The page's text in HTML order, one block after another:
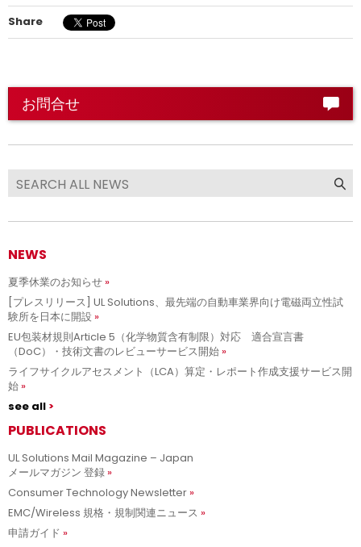
Share
お問合せ
NEWS
夏季休業のお知らせ
[プレスリリース] UL Solutions、最先端の自動車業界向け電磁両立性試
験所を日本に開設
EU包装材規則Article 5（化学物質含有制限）対応 適合宣言書
（DoC）・技術文書のレビューサービス開始
ライフサイクルアセスメント（LCA）算定・レポート作成支援サービス開
始
see all
PUBLICATIONS
UL Solutions Mail Magazine – Japan
メールマガジン 登録
Consumer Technology Newsletter
EMC/Wireless 規格・規制関連ニュース
申請ガイド